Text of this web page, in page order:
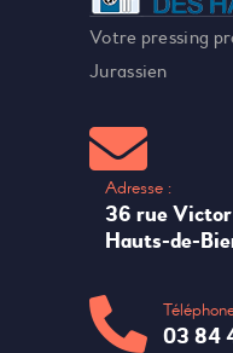
Votre pressing
Jurassien
Adresse :
36 rue
Hauts-de-
03 84